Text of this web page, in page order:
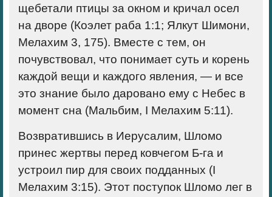
щебетали птицы за окном и кричал осел
на дворе (Коэлет раба 1:1; Ялкут Шимони,
Мелахим 3, 175). Вместе с тем, он
почувствовал, что понимает суть и корень
каждой вещи и каждого явления, — и все
это знание было даровано ему с Небес в
момент сна (Мальбим, I Мелахим 5:11).
Возвратившись в Иерусалим, Шломо
принес жертвы перед ковчегом Б-га и
устроил пир для своих подданных (I
Мелахим 3:15). Этот поступок Шломо лег в